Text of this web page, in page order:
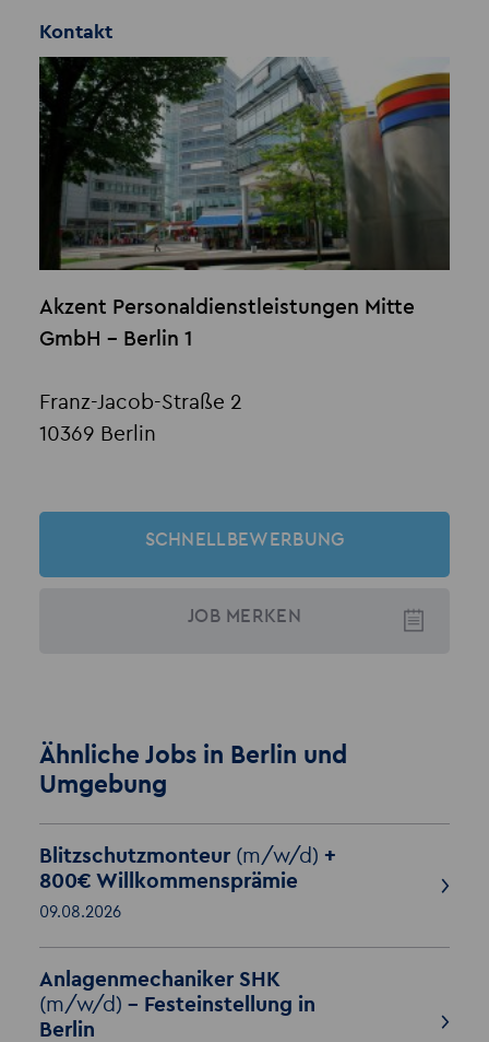
Kontakt
Akzent Personaldienstleistungen Mitte
GmbH - Berlin 1
Franz-Jacob-Straße 2
10369 Berlin
SCHNELLBEWERBUNG
JOB MERKEN
Ähnliche Jobs in Berlin und
Umgebung
Blitzschutzmonteur (m/w/d) +
800€ Willkommensprämie
09.08.2026
Anlagenmechaniker SHK
(m/w/d) – Festeinstellung in
Berlin